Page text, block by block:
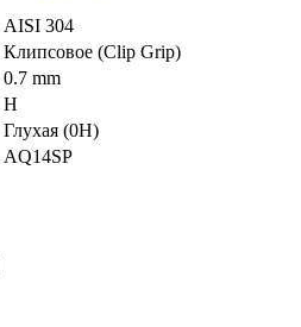
AISI 304
Клипсовое (Clip Grip)
0.7 mm
H
Глухая (0Н)
AQ14SP